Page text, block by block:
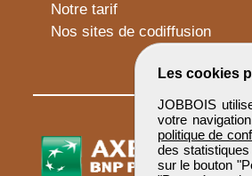
Les cookies
JOBBOIS
votre
politique de
des
sur le bouton
Notre tarif
Nos sites de codiffusion